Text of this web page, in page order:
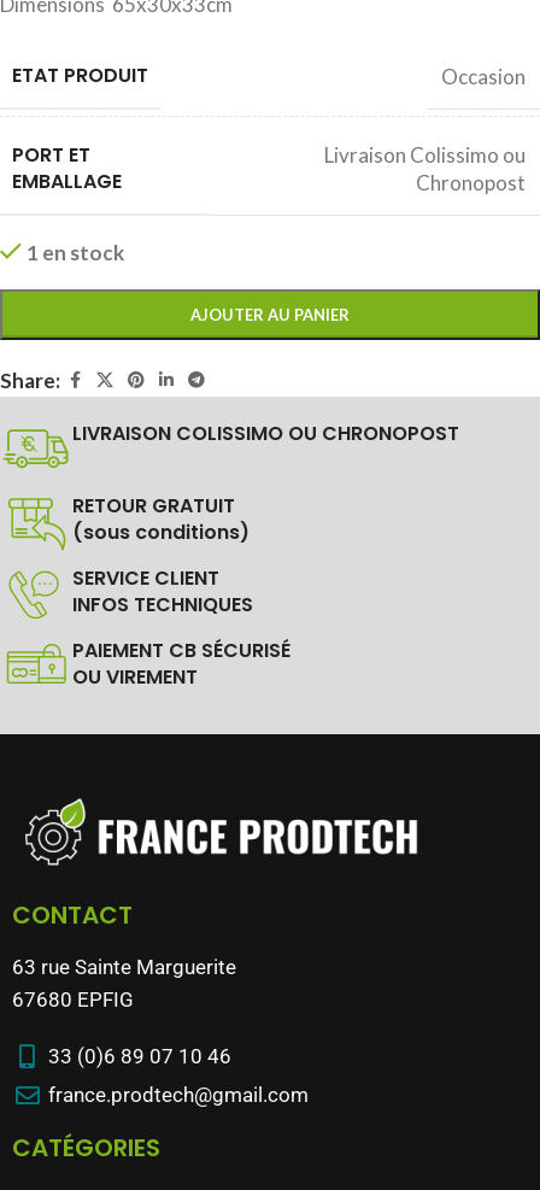
ETAT PRODUIT Occasion
PORT ET
EMBALLAGE
Livraison Colissimo ou
Chronopost
1 en stock
AJOUTER AU PANIER
Share:
LIVRAISON COLISSIMO OU CHRONOPOST
RETOUR GRATUIT
(sous conditions)
SERVICE CLIENT
INFOS TECHNIQUES
PAIEMENT CB SÉCURISÉ
OU VIREMENT
CONTACT
63 rue Sainte Marguerite
67680 EPFIG
33 (0)6 89 07 10 46
france.prodtech@gmail.com
CATÉGORIES